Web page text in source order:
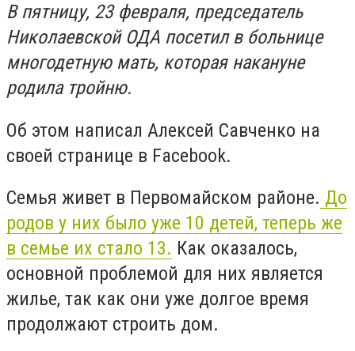
В пятницу, 23 февраля, председатель
Николаевской ОДА посетил в больнице
многодетную мать, которая накануне
родила тройню.
Об этом написал Алексей Савченко на
своей странице в Facebook.
Семья живет в Первомайском районе. До
родов у них было уже 10 детей, теперь же
в семье их стало 13. Как оказалось,
основной проблемой для них является
жилье, так как они уже долгое время
продолжают строить дом.